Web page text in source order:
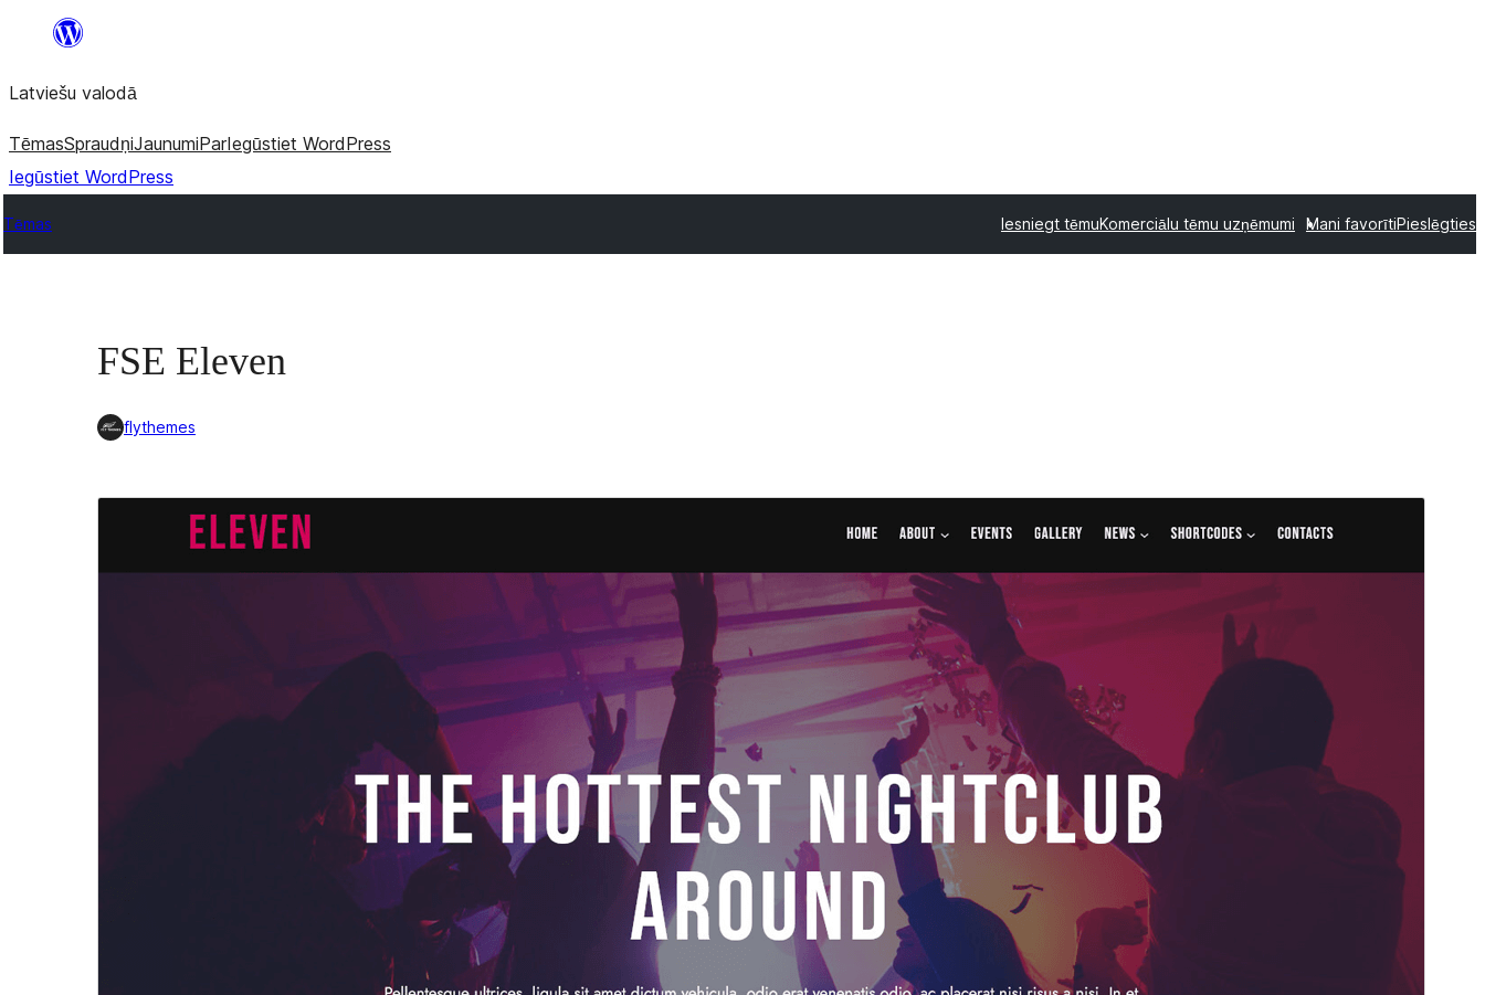
Pāriet
saturu
Latviešu valodā
TēmasSpraudņiJaunumiParIegūstiet WordPress
Iegūstiet WordPress
Tēmas Iesniegt tēmuKomerciālu tēmu uzņēmumi Mani favorītiPieslēgties
FSE Eleven
flythemes
Pēdējoreiz atjaunināts
Aktīvas instalācijas
WordPress versija
PHP versija
Tēmas sākumlapa